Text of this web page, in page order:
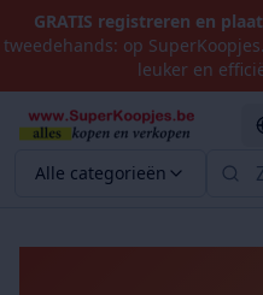
GRATIS registreren en
tweedehands: op
leuker en
Alle categorieën